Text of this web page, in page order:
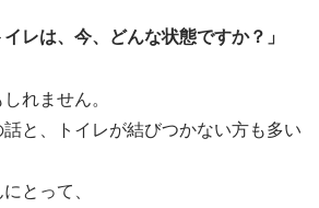
イレは、今、どんな状態ですか？」
れません。
と、トイレが結びつかない方も多い
とって、